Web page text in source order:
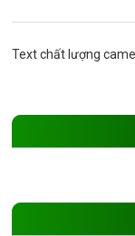
Text chất lượng